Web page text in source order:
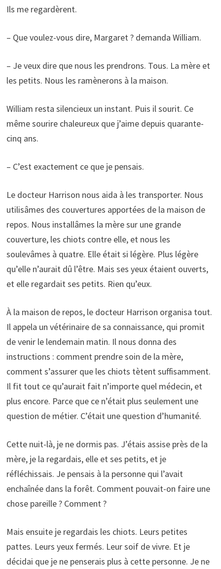
Ils me regardèrent.
– Que voulez-vous dire, Margaret ? demanda William.
– Je veux dire que nous les prendrons. Tous. La mère et
les petits. Nous les ramènerons à la maison.
William resta silencieux un instant. Puis il sourit. Ce
même sourire chaleureux que j’aime depuis quarante-
cinq ans.
– C’est exactement ce que je pensais.
Le docteur Harrison nous aida à les transporter. Nous
utilisâmes des couvertures apportées de la maison de
repos. Nous installâmes la mère sur une grande
couverture, les chiots contre elle, et nous les
soulevâmes à quatre. Elle était si légère. Plus légère
qu’elle n’aurait dû l’être. Mais ses yeux étaient ouverts,
et elle regardait ses petits. Rien qu’eux.
À la maison de repos, le docteur Harrison organisa tout.
Il appela un vétérinaire de sa connaissance, qui promit
de venir le lendemain matin. Il nous donna des
instructions : comment prendre soin de la mère,
comment s’assurer que les chiots tètent suffisamment.
Il fit tout ce qu’aurait fait n’importe quel médecin, et
plus encore. Parce que ce n’était plus seulement une
question de métier. C’était une question d’humanité.
Cette nuit-là, je ne dormis pas. J’étais assise près de la
mère, je la regardais, elle et ses petits, et je
réfléchissais. Je pensais à la personne qui l’avait
enchaînée dans la forêt. Comment pouvait-on faire une
chose pareille ? Comment ?
Mais ensuite je regardais les chiots. Leurs petites
pattes. Leurs yeux fermés. Leur soif de vivre. Et je
décidai que je ne penserais plus à cette personne. Je ne